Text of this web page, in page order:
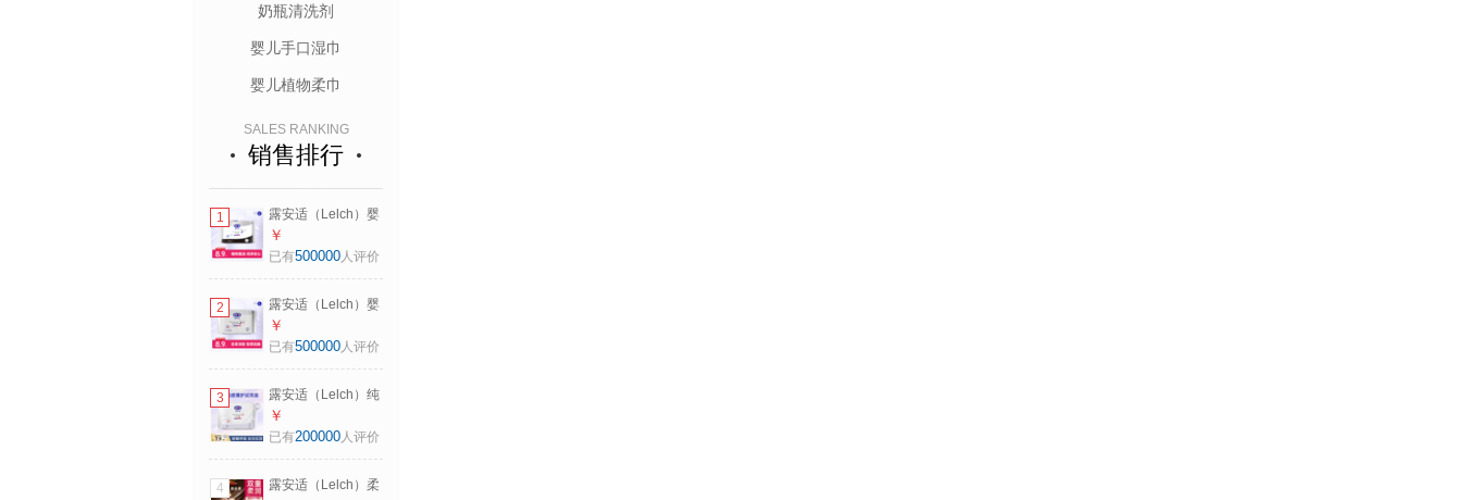
奶瓶清洗剂
婴儿手口湿巾
婴儿植物柔巾
SALES RANKING
销售排行
1
露安适（Lelch）婴
儿拉拉裤尿不湿干
爽透气尿不湿拉拉
用装XXL码5片装
【3片日用+2片夜
用】
￥
已有500000人评价
2
露安适（Lelch）婴
儿拉拉裤尿不湿干
爽透气尿不湿拉拉
用装XL码5片装【3
片日用+2片夜用】
￥
已有500000人评价
3
露安适（Lelch）纯
净系列拉拉裤尿不
湿干爽透气尿不湿
片装
￥
已有200000人评价
4
露安适（Lelch）柔